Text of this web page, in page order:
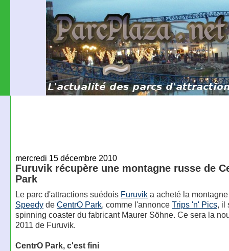
mercredi 15 décembre 2010
Furuvik récupère une montagne russe de
Park
Le parc d'attractions suédois Furuvika acheté la
Speedyde CentrO Park, comme l'annonce Trips 'n' Pics, il
spinning coaster du fabricant Maurer Söhne. Ce sera la
2011 de Furuvik.
CentrO Park, c'est fini